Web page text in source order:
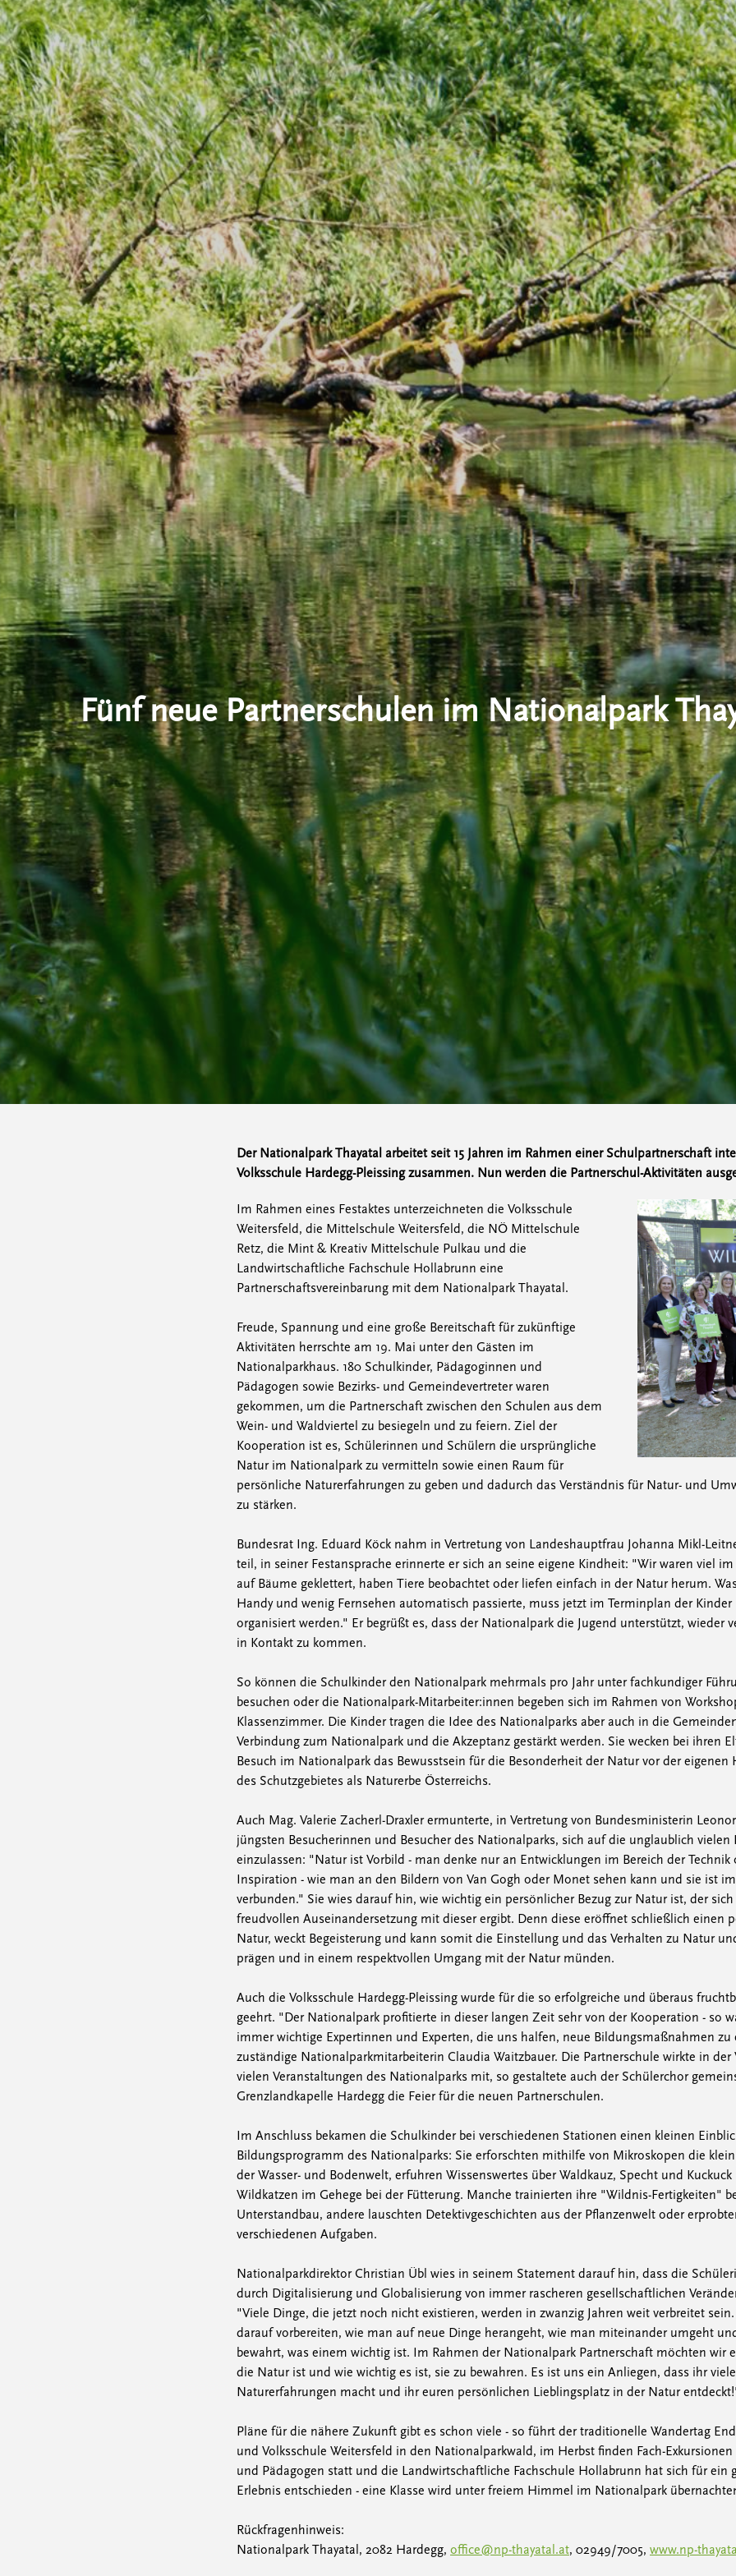
Fünf neue Partnerschulen im Nationalpark
Der Nationalpark Thayatal arbeitet seit 15 Jahren im Rahmen einer Schulpartnerschaft
Volksschule Hardegg-Pleissing zusammen. Nun werden die Partnerschul-Aktivitäten
Im Rahmen eines Festaktes unterzeichneten die Volksschule
Weitersfeld, die Mittelschule Weitersfeld, die NÖ Mittelschule
Retz, die Mint & Kreativ Mittelschule Pulkau und die
Landwirtschaftliche Fachschule Hollabrunn eine
Partnerschaftsvereinbarung mit dem Nationalpark Thayatal.
Freude, Spannung und eine große Bereitschaft für zukünftige
Aktivitäten herrschte am 19. Mai unter den Gästen im
Nationalparkhaus. 180 Schulkinder, Pädagoginnen und
Pädagogen sowie Bezirks- und Gemeindevertreter waren
gekommen, um die Partnerschaft zwischen den Schulen aus dem
Wein- und Waldviertel zu besiegeln und zu feiern. Ziel der
Kooperation ist es, Schülerinnen und Schülern die ursprüngliche
Natur im Nationalpark zu vermitteln sowie einen Raum für
persönliche Naturerfahrungen zu geben und dadurch das Verständnis für Natur- und
zu stärken.
Bundesrat Ing. Eduard Köck nahm in Vertretung von Landeshauptfrau Johanna Mikl-
teil, in seiner Festansprache erinnerte er sich an seine eigene Kindheit: "Wir waren viel
auf Bäume geklettert, haben Tiere beobachtet oder liefen einfach in der Natur herum.
Handy und wenig Fernsehen automatisch passierte, muss jetzt im Terminplan der
organisiert werden." Er begrüßt es, dass der Nationalpark die Jugend unterstützt, wieder
in Kontakt zu kommen.
So können die Schulkinder den Nationalpark mehrmals pro Jahr unter fachkundiger
besuchen oder die Nationalpark-Mitarbeiter:innen begeben sich im Rahmen von
Klassenzimmer. Die Kinder tragen die Idee des Nationalparks aber auch in die
Verbindung zum Nationalpark und die Akzeptanz gestärkt werden. Sie wecken bei ihren
Besuch im Nationalpark das Bewusstsein für die Besonderheit der Natur vor der eigenen
des Schutzgebietes als Naturerbe Österreichs.
Auch Mag. Valerie Zacherl-Draxler ermunterte, in Vertretung von Bundesministerin
jüngsten Besucherinnen und Besucher des Nationalparks, sich auf die unglaublich vielen
einzulassen: "Natur ist Vorbild - man denke nur an Entwicklungen im Bereich der Technik
Inspiration - wie man an den Bildern von Van Gogh oder Monet sehen kann und sie ist
verbunden." Sie wies darauf hin, wie wichtig ein persönlicher Bezug zur Natur ist, der
freudvollen Auseinandersetzung mit dieser ergibt. Denn diese eröffnet schließlich einen
Natur, weckt Begeisterung und kann somit die Einstellung und das Verhalten zu Natur
prägen und in einem respektvollen Umgang mit der Natur münden.
Auch die Volksschule Hardegg-Pleissing wurde für die so erfolgreiche und überaus
geehrt. "Der Nationalpark profitierte in dieser langen Zeit sehr von der Kooperation - so
immer wichtige Expertinnen und Experten, die uns halfen, neue Bildungsmaßnahmen
zuständige Nationalparkmitarbeiterin Claudia Waitzbauer. Die Partnerschule wirkte in der
vielen Veranstaltungen des Nationalparks mit, so gestaltete auch der Schülerchor
Grenzlandkapelle Hardegg die Feier für die neuen Partnerschulen.
Im Anschluss bekamen die Schulkinder bei verschiedenen Stationen einen kleinen
Bildungsprogramm des Nationalparks: Sie erforschten mithilfe von Mikroskopen die
der Wasser- und Bodenwelt, erfuhren Wissenswertes über Waldkauz, Specht und
Wildkatzen im Gehege bei der Fütterung. Manche trainierten ihre "Wildnis-Fertigkeiten"
Unterstandbau, andere lauschten Detektivgeschichten aus der Pflanzenwelt oder
verschiedenen Aufgaben.
Nationalparkdirektor Christian Übl wies in seinem Statement darauf hin, dass die
durch Digitalisierung und Globalisierung von immer rascheren gesellschaftlichen
"Viele Dinge, die jetzt noch nicht existieren, werden in zwanzig Jahren weit verbreitet
darauf vorbereiten, wie man auf neue Dinge herangeht, wie man miteinander umgeht
bewahrt, was einem wichtig ist. Im Rahmen der Nationalpark Partnerschaft möchten wir
die Natur ist und wie wichtig es ist, sie zu bewahren. Es ist uns ein Anliegen, dass ihr
Naturerfahrungen macht und ihr euren persönlichen Lieblingsplatz in der Natur
Pläne für die nähere Zukunft gibt es schon viele - so führt der traditionelle Wandertag
und Volksschule Weitersfeld in den Nationalparkwald, im Herbst finden Fach-
und Pädagogen statt und die Landwirtschaftliche Fachschule Hollabrunn hat sich für ein
Erlebnis entschieden - eine Klasse wird unter freiem Himmel im Nationalpark
Rückfragenhinweis:
Nationalpark Thayatal, 2082 Hardegg, office@np-thayatal.at, 02949/7005, www.np-